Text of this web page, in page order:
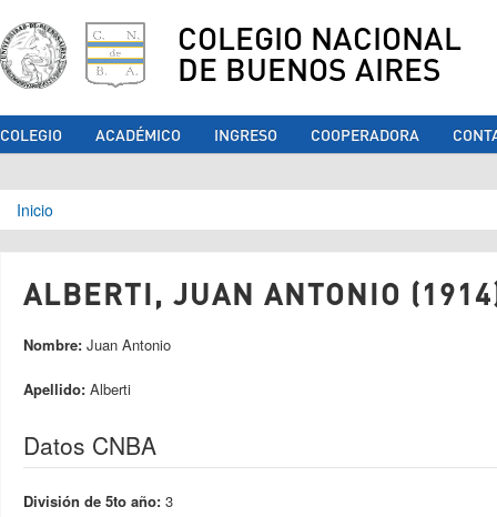
COLEGIO NACIONAL
DE BUENOS AIRES
COLEGIO ACADÉMICO INGRESO COOPERADORA
Se encuentra usted aquí
Inicio
ALBERTI, JUAN ANTONIO
Nombre: Juan Antonio
Apellido: Alberti
Datos CNBA
División de 5to año: 3